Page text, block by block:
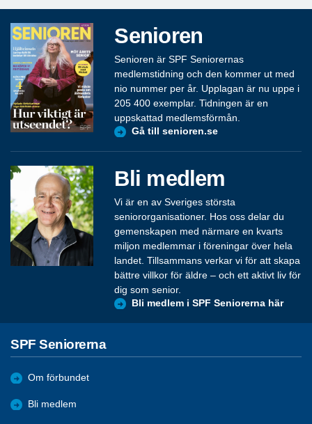
Senioren
Senioren är SPF Seniorernas
medlemstidning och den kommer ut med
nio nummer per år. Upplagan är nu uppe i
205 400 exemplar. Tidningen är en
uppskattad medlemsförmån.
Gå till senioren.se
Bli medlem
Vi är en av Sveriges största
seniororganisationer. Hos oss delar du
gemenskapen med närmare en kvarts
miljon medlemmar i föreningar över hela
landet. Tillsammans verkar vi för att skapa
bättre villkor för äldre – och ett aktivt liv för
dig som senior.
Bli medlem i SPF Seniorerna här
SPF Seniorerna
Om förbundet
Bli medlem